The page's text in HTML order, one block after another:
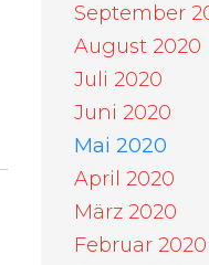
September
August 2020
Juli 2020
Juni 2020
Mai 2020
April 2020
März 2020
Februar 2020